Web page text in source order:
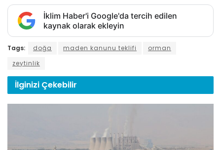
İklim Haber'i Google'da tercih edilen
kaynak olarak ekleyin
Tags: doğa maden kanunu teklifi
orman
zeytinlik
İlginizi Çekebilir